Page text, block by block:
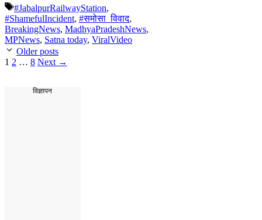
Tags
#JabalpurRailwayStation,
#ShamefulIncident, #समोसा_विवाद,
BreakingNews, MadhyaPradeshNews,
MPNews, Satna today, ViralVideo
Older posts
Page
1 Page
2 … Page
8 Next →
विज्ञापन